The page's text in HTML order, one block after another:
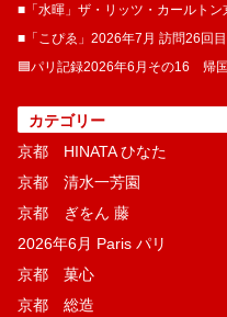
■「水暉」ザ・リッツ・カールト
■「こぴゑ」2026年7月 訪問26回
🟦パリ記録2026年6月その16 帰
カテゴリー
京都 HINATA ひなた
京都 清水一芳園
京都 ぎをん 藤
2026年6月 Paris パリ
京都 菓​心
京都 総造